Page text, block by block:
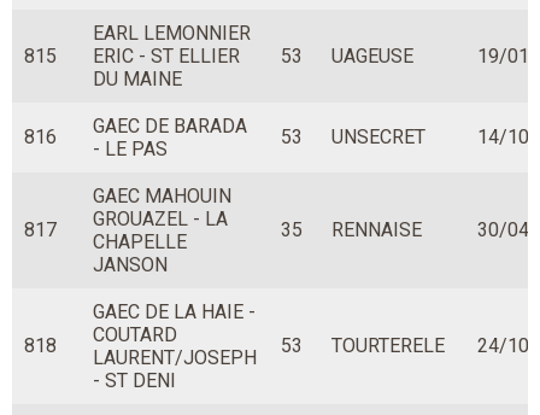
815
EARL LEMONNIER
ERIC - ST ELLIER
DU MAINE
53 UAGEUSE 19/01/
816
GAEC DE BARADA
- LE PAS
53 UNSECRET 14/10/
817
GAEC MAHOUIN
GROUAZEL - LA
CHAPELLE
JANSON
35 RENNAISE 30/04/
818
GAEC DE LA HAIE -
COUTARD
LAURENT/JOSEPH
- ST DENI
53 TOURTERELE 24/10/